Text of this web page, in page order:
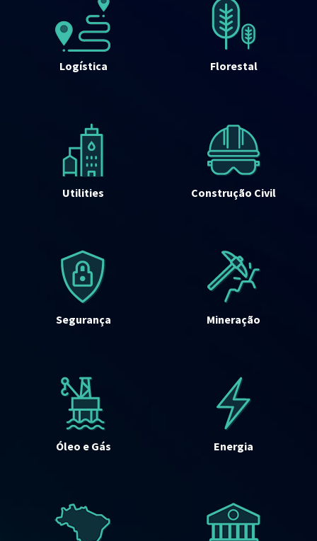
Logística Florestal
Utilities Construção Civil
Segurança Mineração
Óleo e Gás Energia